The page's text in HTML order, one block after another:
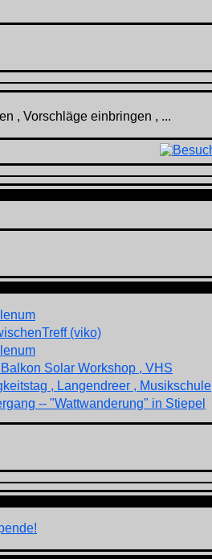
, Vorschläge einbringen , ...
(viko)
Solar Workshop , VHS
, Langendreer , Musikschule
-- "Wattwanderung" in Stiepel